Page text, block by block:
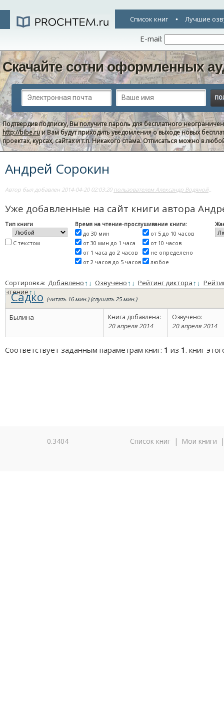
Список книг Лучшие
E-mail:
Скачайте сотни оформленных
Подтвердив подписку, Вы получите пароль для бесплатного
http://bibe.ruи Вам будут приходить уведомления о выходе новых
проектах, курсах, сайтах и т.п. Никакого спама. Отписаться можно в
Андрей Сорокин
Автор был добавлен 2014-04-20 02:03:20 пользователем Александр Водяной..
Уже добавленные на сайт книги автора
Тип книги
С текстом
Время на чтение-прослушивание книги:
до 30 мин
от 30 мин до 1 часа
от 1 часа до 2 часов
от 2 часов до 5 часов
от 5 до 10 часов
от 10 часов
не определено
любое
Сортировка: Добавлено↑ ↓ Озвучено↑ ↓ Рейтинг диктора↑ ↓
чтение↑↓
Садко (читать 16 мин.) (слушать 25 мин.)
Былина
Книга добавлена:
20 апреля 2014
Озвучено:
20 апреля 2014
Соответствует заданным параметрам книг: 1 из 1. книг
0.3404 Список книг | Мои книги |